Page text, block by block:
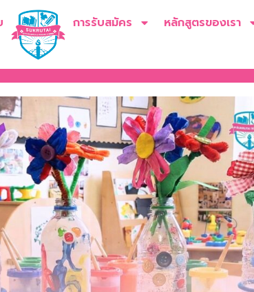
การรับสมัคร หลักสูตรของเรา